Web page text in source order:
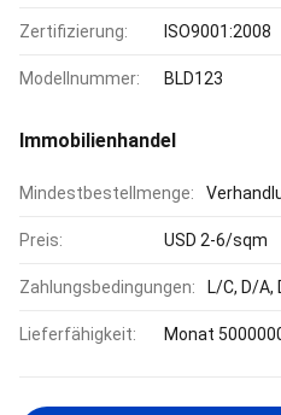
Zertifizierung: ISO9001:2008
Modellnummer: BLD123
Immobilienhandel
Mindestbestellmenge:
Preis: USD 2-6/sqm
Zahlungsbedingungen: L/C, D/
Lieferfähigkeit: Monat